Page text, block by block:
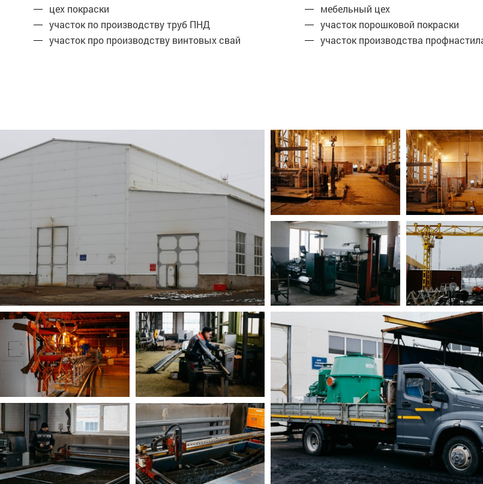
цех покраски
мебельный цех
участок по производству труб ПНД
участок порошковой покраски
участок про производству винтовых свай
участок производства